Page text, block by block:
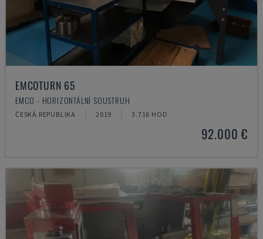
EMCOTURN 65
EMCO - HORIZONTÁLNÍ SOUSTRUH
ČESKÁ REPUBLIKA 2019 3.716 HOD
92.000 €